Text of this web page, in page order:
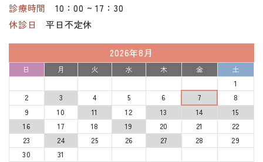
診療時間
10：00 ~ 17：30
休診日
平日不定休
2026年8月
日 月 火 水 木 金
土
1
2
3 4 5 6 7
8
9
10 11 12 13 14
15
16
17 18 19 20 21
22
23
24 25 26 27 28
29
30
31